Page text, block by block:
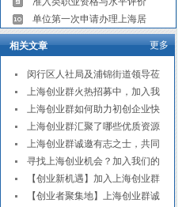
单位第一次申请办理上海居
相关文章 更多
闵行区人社局及浦锦街道领导莅
上海创业群火热招募中，加入我
上海创业群如何助力初创企业快
上海创业群汇聚了哪些优质资源
上海创业群诚邀有志之士，共同
寻找上海创业机会？加入我们的
【创业新机遇】加入上海创业群
【创业者聚集地】上海创业群诚